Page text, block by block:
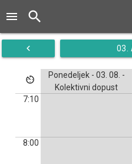
menu search
navigate_before 03.
av_timer
Ponedeljek - 03. 08. -
Kolektivni dopust
7:10
8:00